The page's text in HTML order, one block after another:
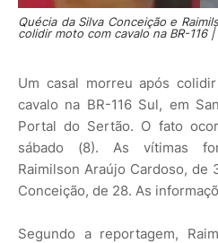
Quécia da Silva Conceição e
colidir moto com cavalo na BR-116
Um casal morreu após
cavalo na BR-116 Sul, em
Portal do Sertão. O fato
sábado (8). As vítimas
Raimilson Araújo Cardoso, de
Conceição, de 28. As
Segundo a reportagem,